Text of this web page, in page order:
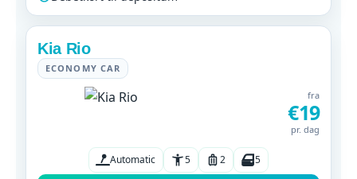
Kia Rio
ECONOMY CAR
fra
€19
pr. dag
Automatic 5 2 5